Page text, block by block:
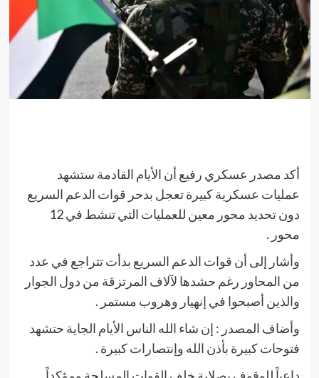
أكد مصدر عسكري رفيع أن الأيام القادمة ستشهد
عمليات عسكرية كبيرة تعجل بدحر قوات الدعم السريع
دون تحديد محور معين للعمليات التي تنشط في 12
محور .
وأشار إلى أن قوات الدعم السريع بدأت تتراجع في عدد
من المحاور رغم حشدها لآلاف المرتزقة من دول الجوار
والذين أصبحوا في إنهيار وهروب مستمر .
وأضاف المصدر : إن شاء الله الناس الأيام الجاية حتشهد
فتوحات كبيرة بأذن الله وإنتصارات كبيرة .